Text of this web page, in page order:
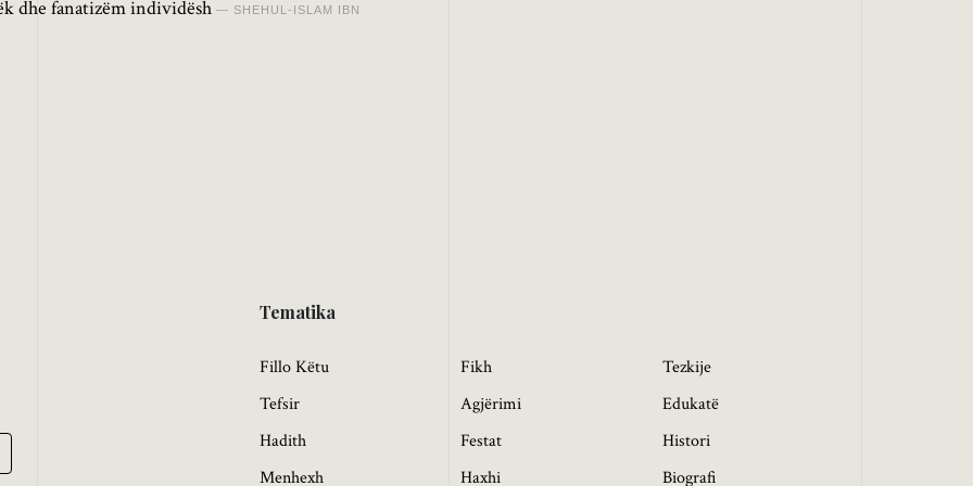
dhe fanatizëm individësh SHEHUL-ISLAM IBN
Tematika
Fillo Këtu
Tefsir
Hadith
Menhexh
Fikh
Agjërimi
Festat
Haxhi
Tezkije
Edukatë
Histori
Biografi